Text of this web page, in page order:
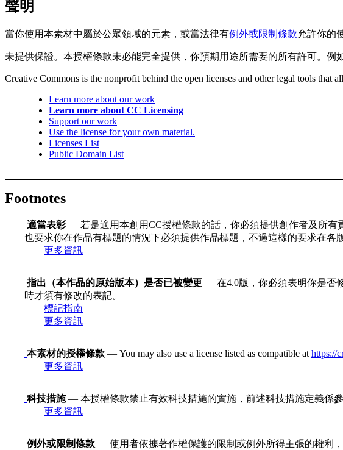
聲明
當你使用本素材中屬於公眾領域的元素，或當法律有例外或限制條款允許你的
未提供保證。本授權條款未必能完全提供，你預期用途所需要的所有許可。例
Creative Commons is the nonprofit behind the open licenses and other legal tools that
Learn more about our work
Learn more about CC Licensing
Support our work
Use the license for your own material.
Licenses List
Public Domain List
Footnotes
適當表彰— 若是適用本創用CC授權條款的話，你必須提供創作者及所有
也要求你在作品有標題的情況下必須提供作品標題，不過這樣的要求在各
更多資訊
指出（本作品的原始版本）是否已被變更 — 在4.0版，你必須表明你是否
時才須有修改的表記。
標記指南
更多資訊
本素材的授權條款 — You may also use a license listed as compatible at https://
更多資訊
科技措施— 本授權條款禁止有效科技措施的實施，前述科技措施定義係參
更多資訊
例外或限制條款 — 使用者依據著作權保護的限制或例外所得主張的權利